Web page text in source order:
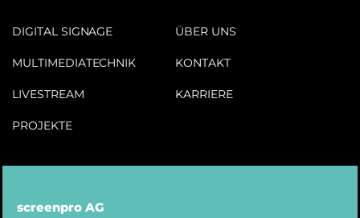
DIGITAL SIGNAGE
MULTIMEDIA­TECHNIK
LIVESTREAM
PROJEKTE
ÜBER UNS
KONTAKT
KARRIERE
screenpro AG